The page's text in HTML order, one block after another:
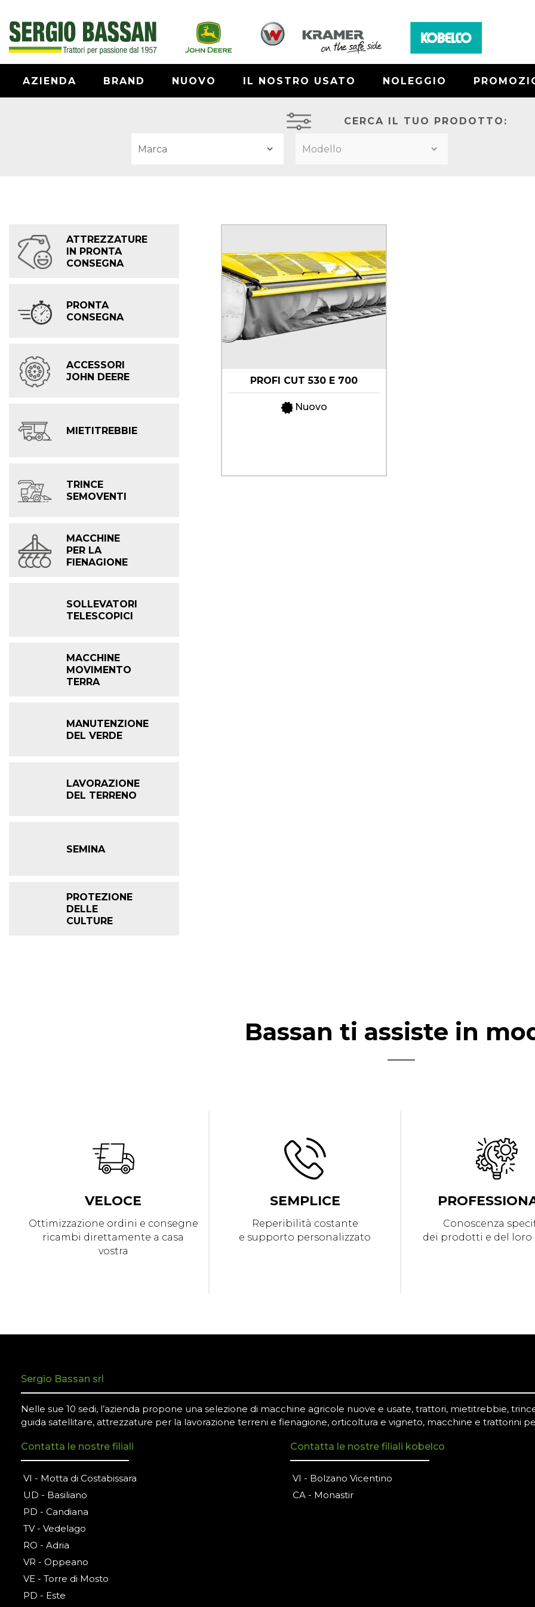
AZIENDA BRAND NUOVO IL NOSTRO USATO NOLEGGIO
CERCA IL TUO PRODOTTO:
PROFI CUT 530 E 700
Nuovo
ATTREZZATURE
IN PRONTA
CONSEGNA
PRONTA
CONSEGNA
ACCESSORI
JOHN DEERE
MIETITREBBIE
TRINCE
SEMOVENTI
MACCHINE
PER LA
FIENAGIONE
SOLLEVATORI
TELESCOPICI
MACCHINE
MOVIMENTO
TERRA
MANUTENZIONE
DEL VERDE
LAVORAZIONE
DEL TERRENO
SEMINA
PROTEZIONE
DELLE
CULTURE
Bassan ti assiste in
VELOCE
Ottimizzazione ordini e consegne
ricambi direttamente a casa
vostra
SEMPLICE
Reperibilità costante
e supporto personalizzato
Conoscenza
dei prodotti e del loro
Sergio Bassan srl
Nelle sue 10 sedi, l’azienda propone una selezione di macchine agricole nuove e usate, trattori, mietitrebbie,
guida satellitare, attrezzature per la lavorazione terreni e fienagione, orticoltura e vigneto, macchine e trattorini
Contatta le nostre filiali
VI - Motta di Costabissara
UD - Basiliano
PD - Candiana
TV - Vedelago
RO - Adria
VR - Oppeano
VE - Torre di Mosto
PD - Este
Contatta le nostre filiali kobelco
VI - Bolzano Vicentino
CA - Monastir